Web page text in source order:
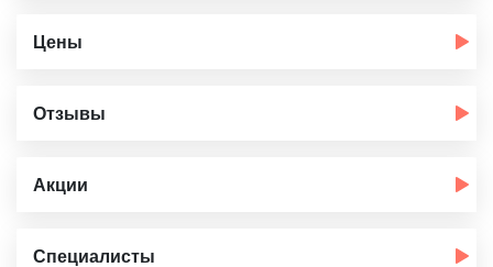
Цены
Отзывы
Акции
Специалисты